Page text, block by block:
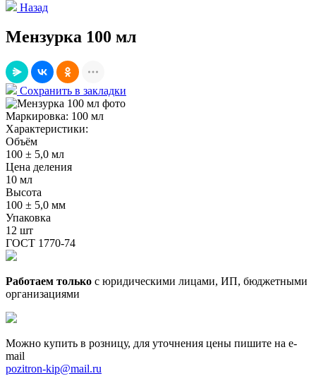
Назад
Мензурка 100 мл
Сохранить в закладки
Маркировка: 100 мл
Характеристики:
Объём
100 ± 5,0 мл
Цена деления
10 мл
Высота
100 ± 5,0 мм
Упаковка
12 шт
ГОСТ 1770-74
Работаем только с юридическими лицами, ИП, бюджетными
организациями
Можно купить в розницу, для уточнения цены пишите на e-
mail
pozitron-kip@mail.ru